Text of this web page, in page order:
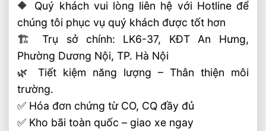
🔶 Quý khách vui lòng liên hệ với Hotline để
chúng tôi phục vụ quý khách được tốt hơn
🏗 Trụ sở chính: LK6-37, KĐT An Hưng,
Phường Dương Nội, TP. Hà Nội
🌿 Tiết kiệm năng lượng – Thân thiện môi
trường.
✅ Hóa đơn chứng từ CO, CQ đầy đủ
✅ Kho bãi toàn quốc – giao xe ngay